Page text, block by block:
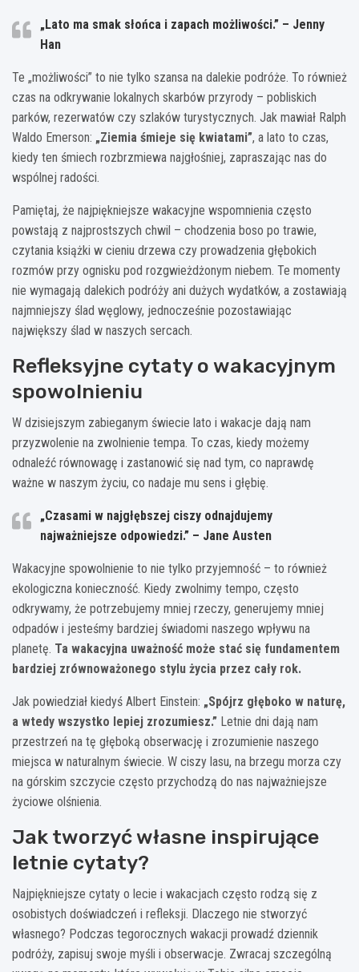
„Lato ma smak słońca i zapach możliwości.” – Jenny
Han
Te „możliwości” to nie tylko szansa na dalekie podróże. To również
czas na odkrywanie lokalnych skarbów przyrody – pobliskich
parków, rezerwatów czy szlaków turystycznych. Jak mawiał Ralph
Waldo Emerson: „Ziemia śmieje się kwiatami”, a lato to czas,
kiedy ten śmiech rozbrzmiewa najgłośniej, zapraszając nas do
wspólnej radości.
Pamiętaj, że najpiękniejsze wakacyjne wspomnienia często
powstają z najprostszych chwil – chodzenia boso po trawie,
czytania książki w cieniu drzewa czy prowadzenia głębokich
rozmów przy ognisku pod rozgwieżdżonym niebem. Te momenty
nie wymagają dalekich podróży ani dużych wydatków, a zostawiają
najmniejszy ślad węglowy, jednocześnie pozostawiając
największy ślad w naszych sercach.
Refleksyjne cytaty o wakacyjnym
spowolnieniu
W dzisiejszym zabieganym świecie lato i wakacje dają nam
przyzwolenie na zwolnienie tempa. To czas, kiedy możemy
odnaleźć równowagę i zastanowić się nad tym, co naprawdę
ważne w naszym życiu, co nadaje mu sens i głębię.
„Czasami w najgłębszej ciszy odnajdujemy
najważniejsze odpowiedzi.” – Jane Austen
Wakacyjne spowolnienie to nie tylko przyjemność – to również
ekologiczna konieczność. Kiedy zwolnimy tempo, często
odkrywamy, że potrzebujemy mniej rzeczy, generujemy mniej
odpadów i jesteśmy bardziej świadomi naszego wpływu na
planetę. Ta wakacyjna uważność może stać się fundamentem
bardziej zrównoważonego stylu życia przez cały rok.
Jak powiedział kiedyś Albert Einstein: „Spójrz głęboko w naturę,
a wtedy wszystko lepiej zrozumiesz.” Letnie dni dają nam
przestrzeń na tę głęboką obserwację i zrozumienie naszego
miejsca w naturalnym świecie. W ciszy lasu, na brzegu morza czy
na górskim szczycie często przychodzą do nas najważniejsze
życiowe olśnienia.
Jak tworzyć własne inspirujące
letnie cytaty?
Najpiękniejsze cytaty o lecie i wakacjach często rodzą się z
osobistych doświadczeń i refleksji. Dlaczego nie stworzyć
własnego? Podczas tegorocznych wakacji prowadź dziennik
podróży, zapisuj swoje myśli i obserwacje. Zwracaj szczególną